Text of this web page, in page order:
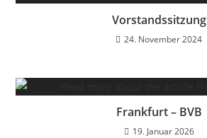
Vorstandssitzung
24. November 2024
Frankfurt – BVB
19. Januar 2026